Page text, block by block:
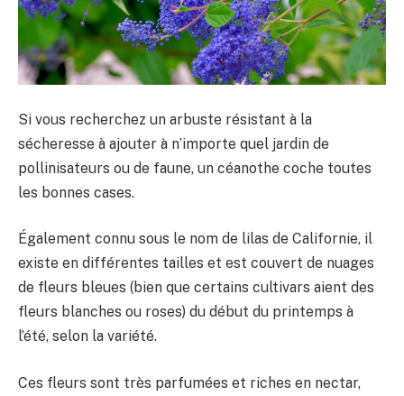
Si vous recherchez un arbuste résistant à la
sécheresse à ajouter à n’importe quel jardin de
pollinisateurs ou de faune, un céanothe coche toutes
les bonnes cases.
Également connu sous le nom de lilas de Californie, il
existe en différentes tailles et est couvert de nuages ​​
de fleurs bleues (bien que certains cultivars aient des
fleurs blanches ou roses) du début du printemps à
l’été, selon la variété.
Ces fleurs sont très parfumées et riches en nectar,